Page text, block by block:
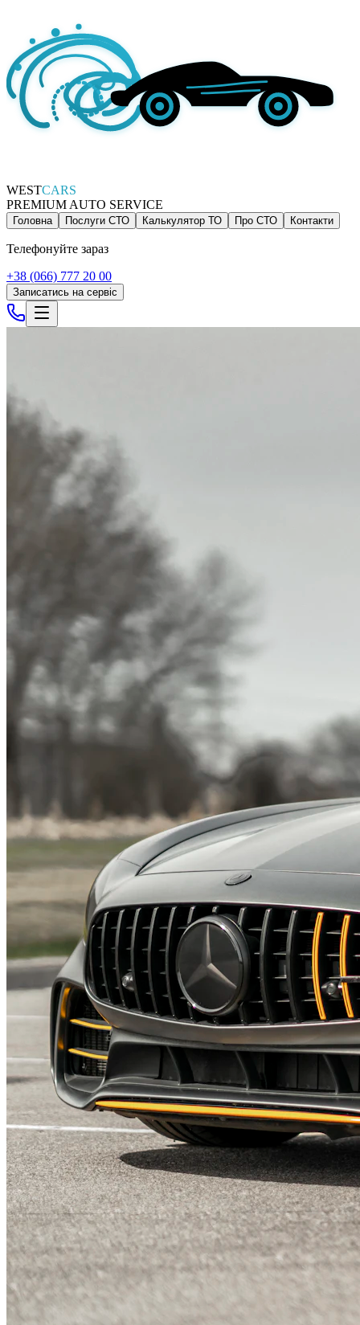
WESTCARS
PREMIUM AUTO SERVICE
Головна Послуги СТО Калькулятор ТО Про СТО Контакти
Телефонуйте зараз
+38 (066) 777 20 00
Записатись на сервіс